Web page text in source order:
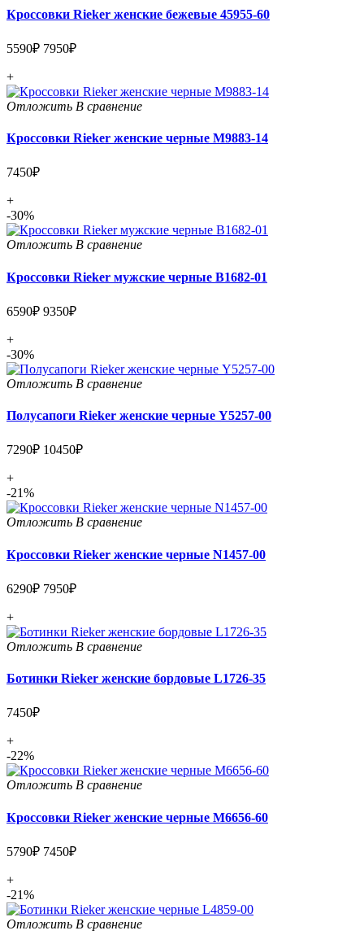
Кроссовки Rieker женские бежевые 45955-60
5590₽ 7950₽
+
Отложить В сравнение
Кроссовки Rieker женские черные M9883-14
7450₽
+
-30%
Отложить В сравнение
Кроссовки Rieker мужские черные B1682-01
6590₽ 9350₽
+
-30%
Отложить В сравнение
Полусапоги Rieker женские черные Y5257-00
7290₽ 10450₽
+
-21%
Отложить В сравнение
Кроссовки Rieker женские черные N1457-00
6290₽ 7950₽
+
Отложить В сравнение
Ботинки Rieker женские бордовые L1726-35
7450₽
+
-22%
Отложить В сравнение
Кроссовки Rieker женские черные M6656-60
5790₽ 7450₽
+
-21%
Отложить В сравнение